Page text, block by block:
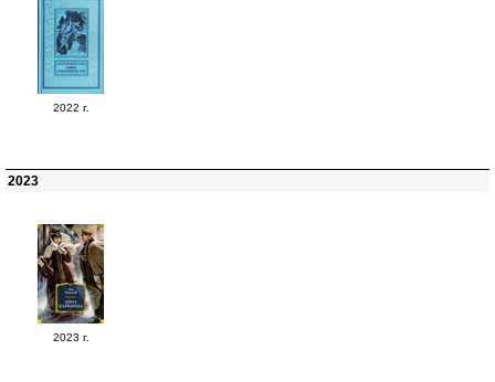
2022 г.
2023
2023 г.